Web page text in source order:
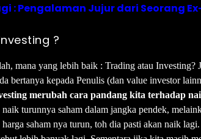
: Pengalaman Jujur dari Seorang
?
mana yang lebih baik : Trading atau Investing?
bertanya kepada Penulis (dan value investor
merubah cara pandang kita terhadap
turunnya saham dalam jangka pendek,
harga saham nya turun, toh dia pasti akan naik